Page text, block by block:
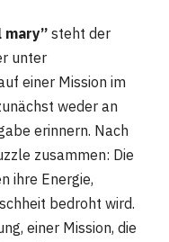
mary” steht der
unter
einer Mission im
weder an
erinnern. Nach
zusammen: Die
ihre Energie,
bedroht wird.
einer Mission, die